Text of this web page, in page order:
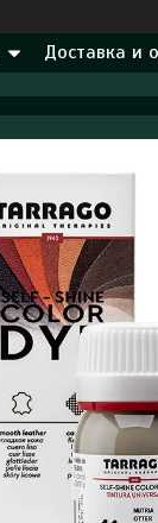
Доставка и